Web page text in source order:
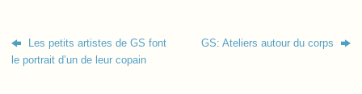
Les petits artistes de GS font
le portrait d’un de leur copain
GS: Ateliers autour du corps